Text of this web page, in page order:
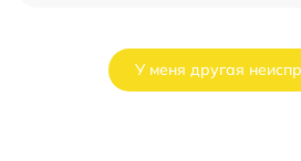
У меня другая